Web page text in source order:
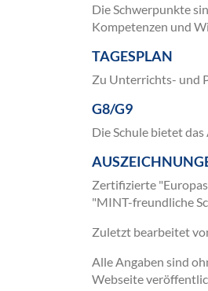
Die Schwerpunkte
Kompetenzen und
TAGESPLAN
Zu Unterrichts- und
G8/G9
Die Schule bietet
Zertifizierte
"MINT-freundliche
Zuletzt bearbeitet
Alle Angaben sind
Webseite